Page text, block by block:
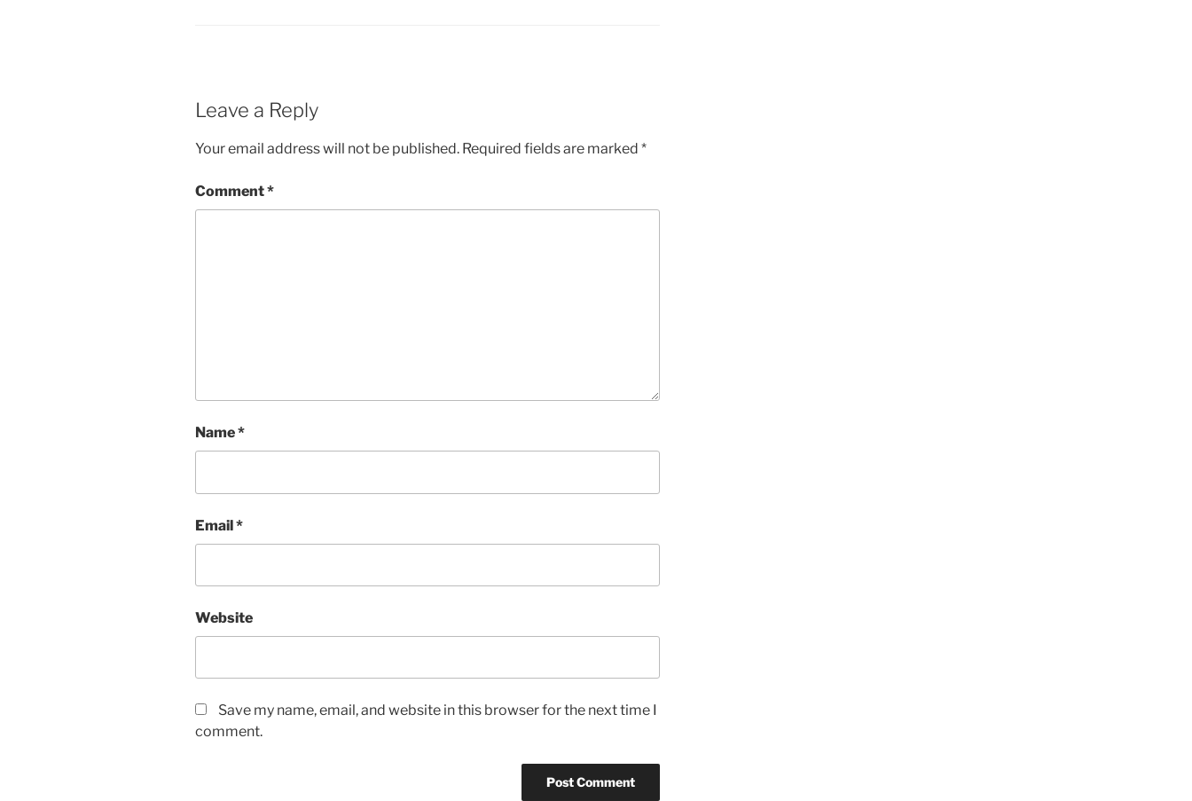
Leave a Reply
Your email address will not be published. Required fields are marked *
Comment*
Name*
Email*
Website
Save my name, email, and website in this browser for the next time I
comment.